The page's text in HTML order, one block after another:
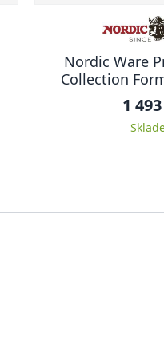
Nordic Ware
Collection
1